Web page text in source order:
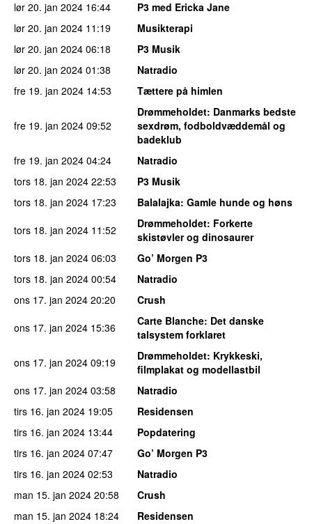
lør 20. jan 2024 16:44
P3 med Ericka Jane
lør 20. jan 2024 11:19
Musikterapi
lør 20. jan 2024 06:18
P3 Musik
lør 20. jan 2024 01:38
Natradio
fre 19. jan 2024 14:53 Tættere på himlen
fre 19. jan 2024 09:52
Drømmeholdet: Danmarks bedste
sexdrøm, fodboldvæddemål og
badeklub
fre 19. jan 2024 04:24
Natradio
tors 18. jan 2024 22:53
P3 Musik
tors 18. jan 2024 17:23 Balalajka: Gamle hunde og høns
tors 18. jan 2024 11:52 Drømmeholdet: Forkerte
skistøvler og dinosaurer
tors 18. jan 2024 06:03
Go’ Morgen P3
tors 18. jan 2024 00:54
Natradio
ons 17. jan 2024 20:20
Crush
ons 17. jan 2024 15:36 Carte Blanche: Det danske
talsystem forklaret
ons 17. jan 2024 09:19 Drømmeholdet: Krykkeski,
filmplakat og modellastbil
ons 17. jan 2024 03:58
Natradio
tirs 16. jan 2024 19:05
Residensen
tirs 16. jan 2024 13:44
Popdatering
tirs 16. jan 2024 07:47
Go’ Morgen P3
tirs 16. jan 2024 02:53
Natradio
man 15. jan 2024 20:58
Crush
man 15. jan 2024 18:24
Residensen